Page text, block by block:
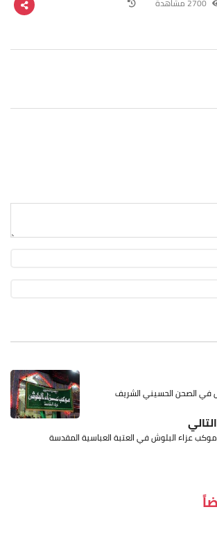
في الصحن الحسيني الشريف
التالي
موكب عزاء البلوش في العتبة العباسية المقدسة